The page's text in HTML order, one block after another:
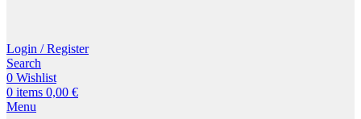
Login / Register
Search
0 Wishlist
0 items 0,00 €
Menu